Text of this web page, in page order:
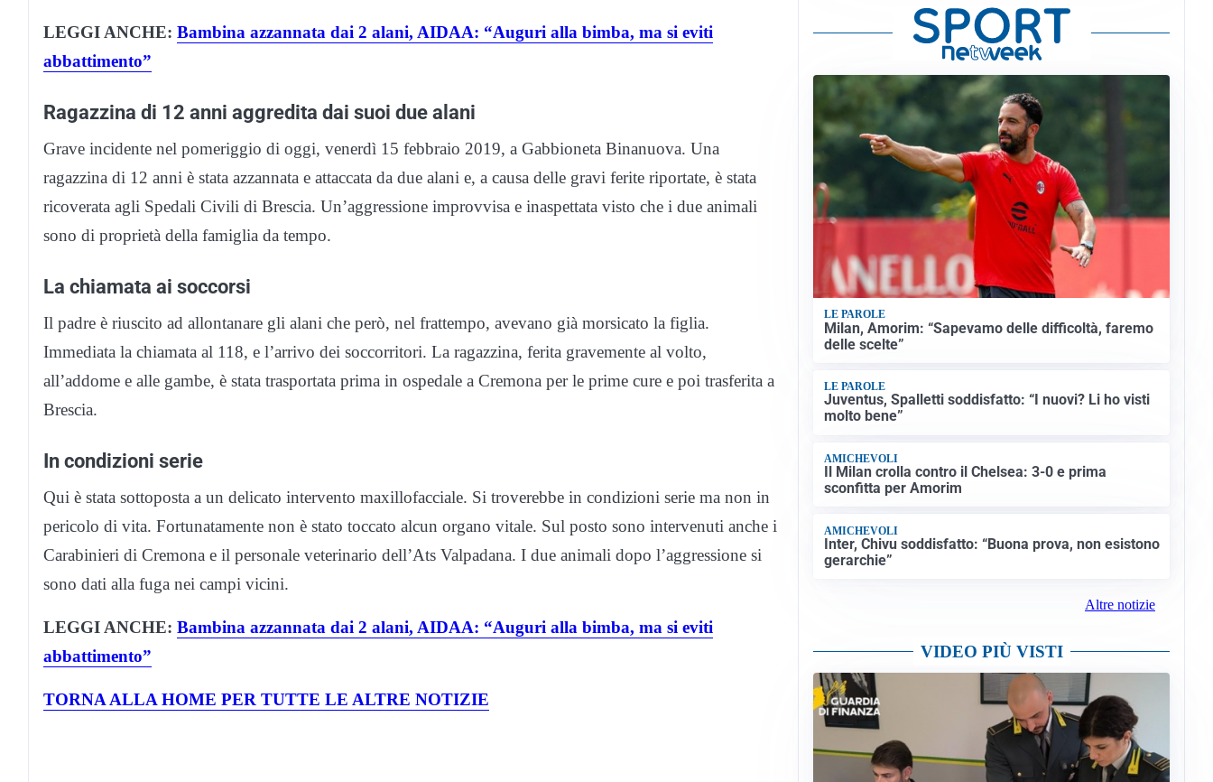
LEGGI ANCHE: Bambina azzannata dai 2 alani, AIDAA: “Auguri alla bimba, ma si eviti
abbattimento”
Ragazzina di 12 anni aggredita dai suoi due alani
Grave incidente nel pomeriggio di oggi, venerdì 15 febbraio 2019, a Gabbioneta Binanuova. Una
ragazzina di 12 anni è stata azzannata e attaccata da due alani e, a causa delle gravi ferite riportate, è stata
ricoverata agli Spedali Civili di Brescia. Un’aggressione improvvisa e inaspettata visto che i due animali
sono di proprietà della famiglia da tempo.
La chiamata ai soccorsi
Il padre è riuscito ad allontanare gli alani che però, nel frattempo, avevano già morsicato la figlia.
Immediata la chiamata al 118, e l’arrivo dei soccorritori. La ragazzina, ferita gravemente al volto,
all’addome e alle gambe, è stata trasportata prima in ospedale a Cremona per le prime cure e poi trasferita a
Brescia.
In condizioni serie
Qui è stata sottoposta a un delicato intervento maxillofacciale. Si troverebbe in condizioni serie ma non in
pericolo di vita. Fortunatamente non è stato toccato alcun organo vitale. Sul posto sono intervenuti anche i
Carabinieri di Cremona e il personale veterinario dell’Ats Valpadana. I due animali dopo l’aggressione si
sono dati alla fuga nei campi vicini.
LEGGI ANCHE: Bambina azzannata dai 2 alani, AIDAA: “Auguri alla bimba, ma si eviti
abbattimento”
TORNA ALLA HOME PER TUTTE LE ALTRE NOTIZIE
LE PAROLE
Milan, Amorim: “Sapevamo delle difficoltà, faremo
delle scelte”
LE PAROLE
Juventus, Spalletti soddisfatto: “I nuovi? Li ho visti
molto bene”
AMICHEVOLI
Il Milan crolla contro il Chelsea: 3-0 e prima
sconfitta per Amorim
AMICHEVOLI
Inter, Chivu soddisfatto: “Buona prova, non esistono
gerarchie”
Altre notizie
VIDEO PIÙ VISTI